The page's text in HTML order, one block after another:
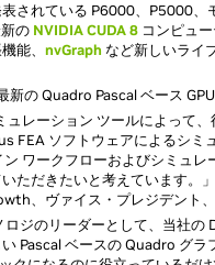
されている P6000、P5000
の NVIDIA CUDA 8 コンピュ
能、 nvGraph など新しいライ
新の Quadro Pascal ベース
レーション ツールによって
FEA ソフトウェアによるシ
ワークフローおよびシミュ
ただきたいと考えています。」
、ヴァイス・プレジデント
ロジのリーダーとして、当社
Pascal ベースの Quadro グ